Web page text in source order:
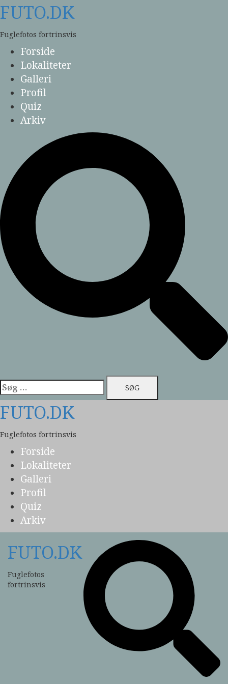
Skip
to
content
FUTO.DK
Fuglefotos fortrinsvis
Forside
Lokaliteter
Galleri
Profil
Quiz
Arkiv
Søg
efter:
FUTO.DK
Fuglefotos fortrinsvis
Forside
Lokaliteter
Galleri
Profil
Quiz
Arkiv
FUTO.DK
Fuglefotos
fortrinsvis